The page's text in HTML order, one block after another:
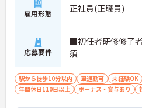
雇用形態 正社員(正職員)
応募要件
■初任者研修修了
須
駅から徒歩10分以内 車通勤可 未経験OK
年間休日110日以上
ボーナス・賞与あり